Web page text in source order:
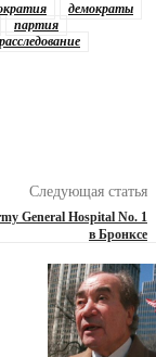
демократы
партия
расследование
Следующая статья
General Hospital No. 1
в Бронксе